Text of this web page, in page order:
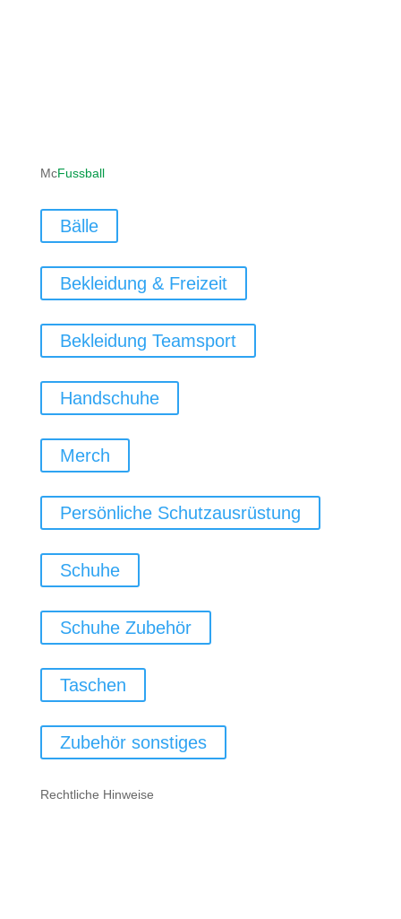
McFussball
Bälle
Bekleidung & Freizeit
Bekleidung Teamsport
Handschuhe
Merch
Persönliche Schutzausrüstung
Schuhe
Schuhe Zubehör
Taschen
Zubehör sonstiges
Rechtliche Hinweise